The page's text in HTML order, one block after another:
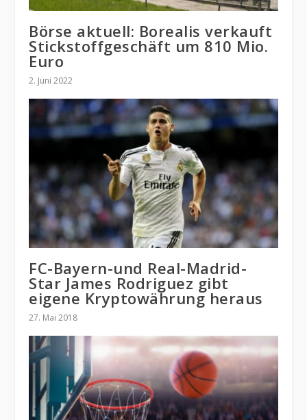
Börse aktuell: Borealis verkauft
Stickstoffgeschäft um 810 Mio.
Euro
2. Juni 2022
FC-Bayern-und Real-Madrid-
Star James Rodriguez gibt
eigene Kryptowährung heraus
27. Mai 2018